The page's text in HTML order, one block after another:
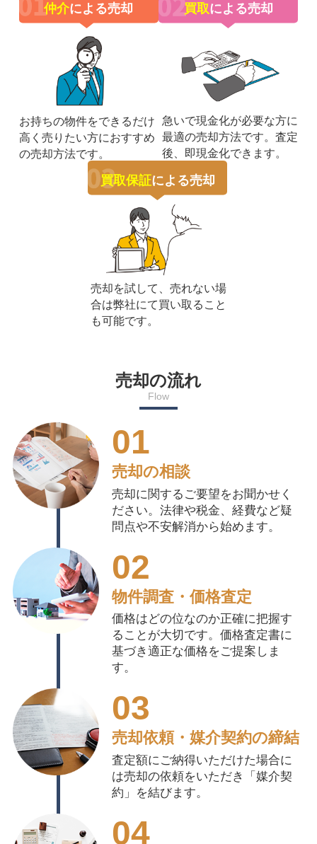
仲介による売却
お持ちの物件をできるだけ
高く売りたい方におすすめ
の売却方法です。
買取による売却
急いで現金化が必要な方に
最適の売却方法です。査定
後、即現金化できます。
買取保証による売却
売却を試して、売れない場
合は弊社にて買い取ること
も可能です。
売却の流れ
Flow
01
売却の相談
売却に関するご要望をお聞かせく
ださい。法律や税金、経費など疑
問点や不安解消から始めます。
02
物件調査・価格査定
価格はどの位なのか正確に把握す
ることが大切です。価格査定書に
基づき適正な価格をご提案しま
す。
03
売却依頼・媒介契約の締結
査定額にご納得いただけた場合に
は売却の依頼をいただき「媒介契
約」を結びます。
04